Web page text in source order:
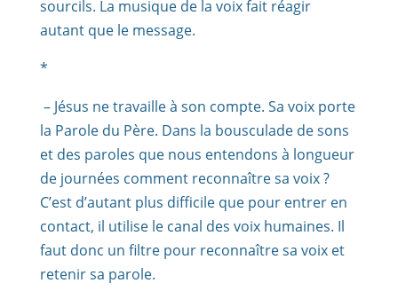
sourcils. La musique de la voix fait réagir
autant que le message.
*
– Jésus ne travaille à son compte. Sa voix porte
la Parole du Père. Dans la bousculade de sons
et des paroles que nous entendons à longueur
de journées comment reconnaître sa voix ?
C’est d’autant plus difficile que pour entrer en
contact, il utilise le canal des voix humaines. Il
faut donc un filtre pour reconnaître sa voix et
retenir sa parole.